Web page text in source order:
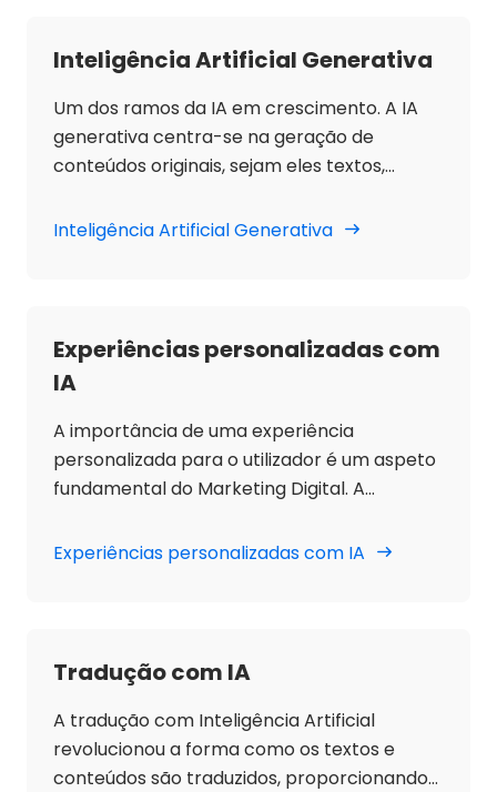
sites e redes sociais permite respostas
rápidas e personalizadas, aumentando a
conversão e a fidelização. A sua grande
vantagem é a aprendizagem automática,
pois evoluem a cada interação, oferecendo
Inteligência Artificial Generativa
Um dos ramos da IA em crescimento. A IA
generativa centra-se na geração de
conteúdos originais, sejam eles textos,
dados e conteúdos existentes, utilizando
Inteligência Artificial Generativa
Experiências personalizadas com
IA
A importância de uma experiência
personalizada para o utilizador é um aspeto
fundamental do Marketing Digital. A
otimização dos resultados, criando
Experiências personalizadas com IA
Tradução com IA
A tradução com Inteligência Artificial
revolucionou a forma como os textos e
conteúdos são traduzidos, proporcionando